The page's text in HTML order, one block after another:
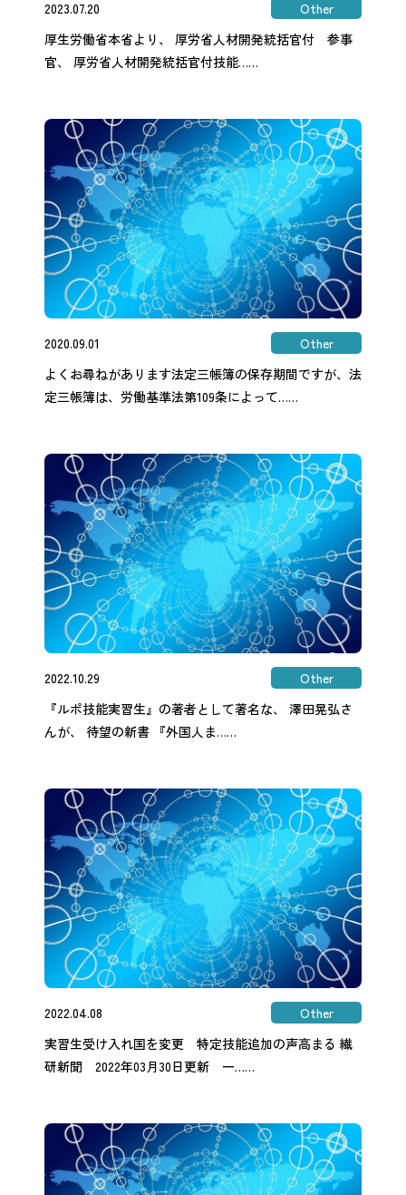
2023.07.20
Other
厚生労働省本省より、 厚労省人材開発統括官付 参事
官、 厚労省人材開発統括官付技能……
2020.09.01
Other
よくお尋ねがあります法定三帳簿の保存期間ですが、法
定三帳簿は、労働基準法第109条によって……
2022.10.29
Other
『ルポ技能実習生』の著者として著名な、 澤田晃弘さ
んが、 待望の新書 『外国人ま……
2022.04.08
Other
実習生受け入れ国を変更 特定技能追加の声高まる 繊
研新聞 2022年03月30日更新 一……